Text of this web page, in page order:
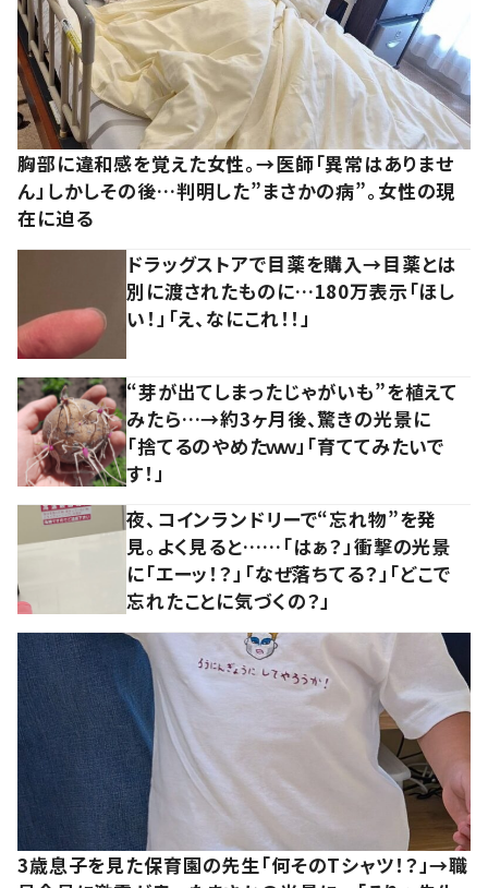
胸部に違和感を覚えた女性。→医師「異常はありませ
ん」しかしその後…判明した”まさかの病”。女性の現
在に迫る
ドラッグストアで目薬を購入→目薬とは
別に渡されたものに…180万表示「ほし
い！」「え、なにこれ！！」
“芽が出てしまったじゃがいも”を植えて
みたら…→約3ヶ月後、驚きの光景に
「捨てるのやめたｗｗ」「育ててみたいで
す！」
夜、コインランドリーで“忘れ物”を発
見。よく見ると……「はぁ？」衝撃の光景
に「エーッ！？」「なぜ落ちてる？」「どこで
忘れたことに気づくの？」
3歳息子を見た保育園の先生「何そのTシャツ！？」→職